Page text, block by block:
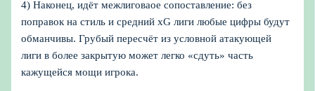
4) Наконец, идёт межлиговаое сопоставление: без
поправок на стиль и средний xG лиги любые цифры будут
обманчивы. Грубый пересчёт из условной атакующей
лиги в более закрытую может легко «сдуть» часть
кажущейся мощи игрока.